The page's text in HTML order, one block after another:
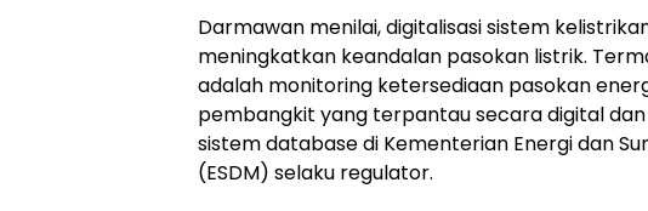
Darmawan menilai, digitalisasi sistem
meningkatkan keandalan pasokan listrik.
adalah monitoring ketersediaan pasokan
pembangkit yang terpantau secara digital
sistem database di Kementerian Energi dan
(ESDM) selaku regulator.